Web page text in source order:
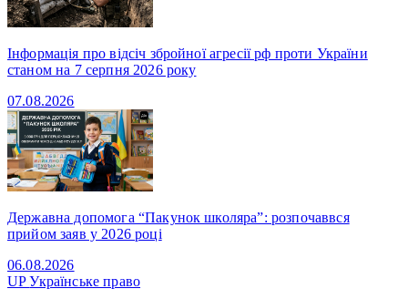
Інформація про відсіч збройної агресії рф проти України
станом на 7 серпня 2026 року
07.08.2026
Державна допомога “Пакунок школяра”: розпочаввся
прийом заяв у 2026 році
06.08.2026
UPУкраїнське право